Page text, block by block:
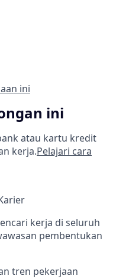
ini
ini
atau kartu kredit
kerja.Pelajari cara
kerja di seluruh
pembentukan
tren pekerjaan